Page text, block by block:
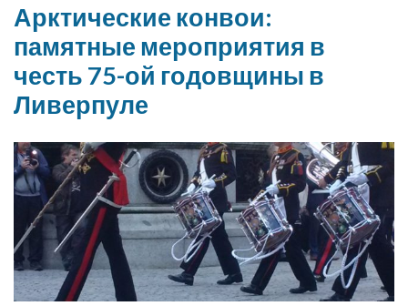
Арктические конвои:
памятные мероприятия в
честь 75-ой годовщины в
Ливерпуле